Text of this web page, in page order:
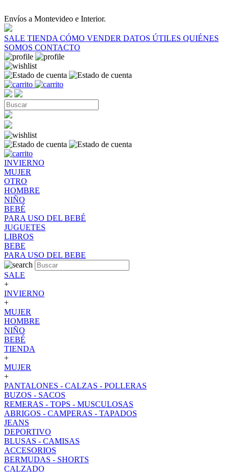
Envíos a Montevideo e Interior.
SALE TIENDA CÓMO VENDER DATOS ÚTILES QUIÉNES
SOMOS CONTACTO
INVIERNO
MUJER
OTRO
HOMBRE
NIÑO
BEBÉ
PARA USO DEL BEBÉ
JUGUETES
LIBROS
BEBE
PARA USO DEL BEBE
SALE
+
INVIERNO
+
MUJER
HOMBRE
NIÑO
BEBÉ
TIENDA
+
MUJER
+
PANTALONES - CALZAS - POLLERAS
BUZOS - SACOS
REMERAS - TOPS - MUSCULOSAS
ABRIGOS - CAMPERAS - TAPADOS
JEANS
DEPORTIVO
BLUSAS - CAMISAS
ACCESORIOS
BERMUDAS - SHORTS
CALZADO